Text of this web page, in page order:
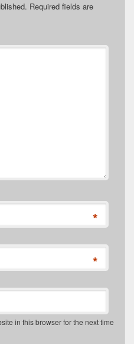
Required fields are
*
*
in this browser for the next time